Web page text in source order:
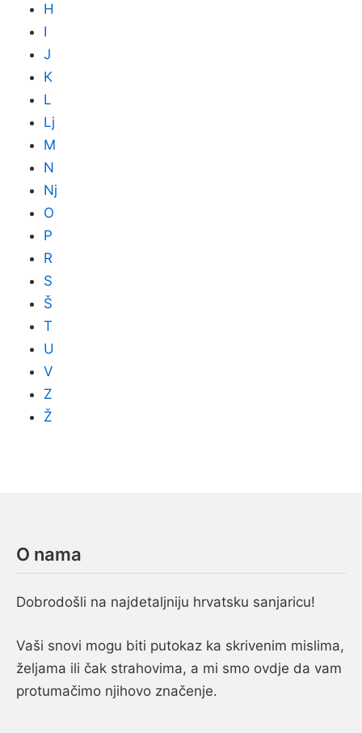
H
I
J
K
L
Lj
M
N
Nj
O
P
R
S
Š
T
U
V
Z
Ž
O nama
Dobrodošli na najdetaljniju hrvatsku sanjaricu!
Vaši snovi mogu biti putokaz ka skrivenim mislima,
željama ili čak strahovima, a mi smo ovdje da vam
protumačimo njihovo značenje.